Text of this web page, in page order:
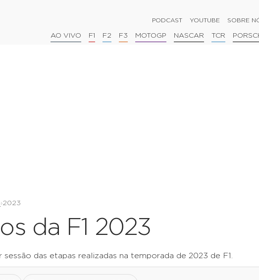
PODCAST YOUTUBE SOBRE
AO VIVO F1 F2 F3 MOTOGP NASCAR TCR
›2023
da F1 2023
das etapas realizadas na temporada de 2023 de F1.